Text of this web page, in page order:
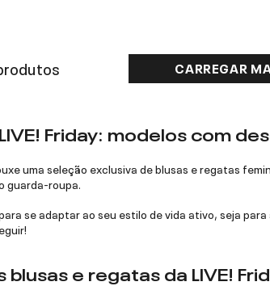
CARREGAR
Friday: modelos com
uma seleção exclusiva de blusas e regatas
guarda-roupa.
se adaptar ao seu estilo de vida ativo, seja
e regatas da LIVE!